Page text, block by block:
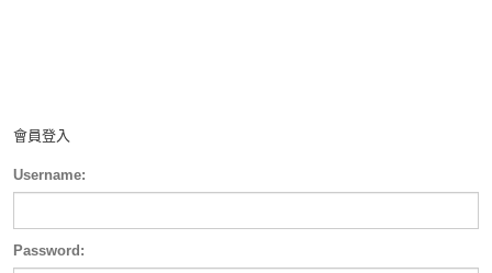
會員登入
Username:
Password: